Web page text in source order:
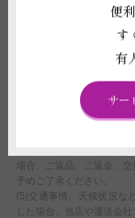
(2)ライブや式典、結婚式
で搬入日時を指定されて
の指示に従い配送いたし
は、商品変更等や配送日
(3)注文フォームでお届け
規定に伴い、確約はでき
ご了承ください。
(4)お届け先地域の最低気
場合、ご返品、ご返金、
予めご了承ください。
(5)交通事情、天候状況な
した場合、当店や運送会
便
す
有
サー